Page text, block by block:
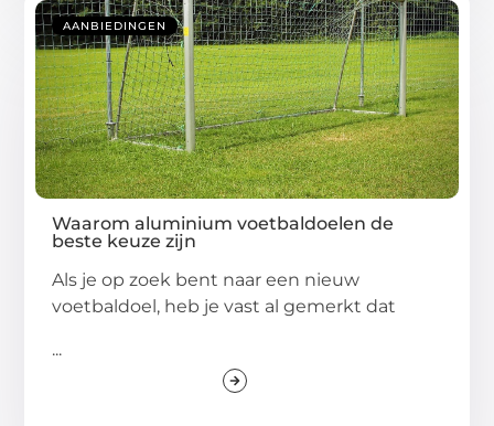
AANBIEDINGEN
Waarom aluminium voetbaldoelen de
beste keuze zijn
Als je op zoek bent naar een nieuw
voetbaldoel, heb je vast al gemerkt dat
...